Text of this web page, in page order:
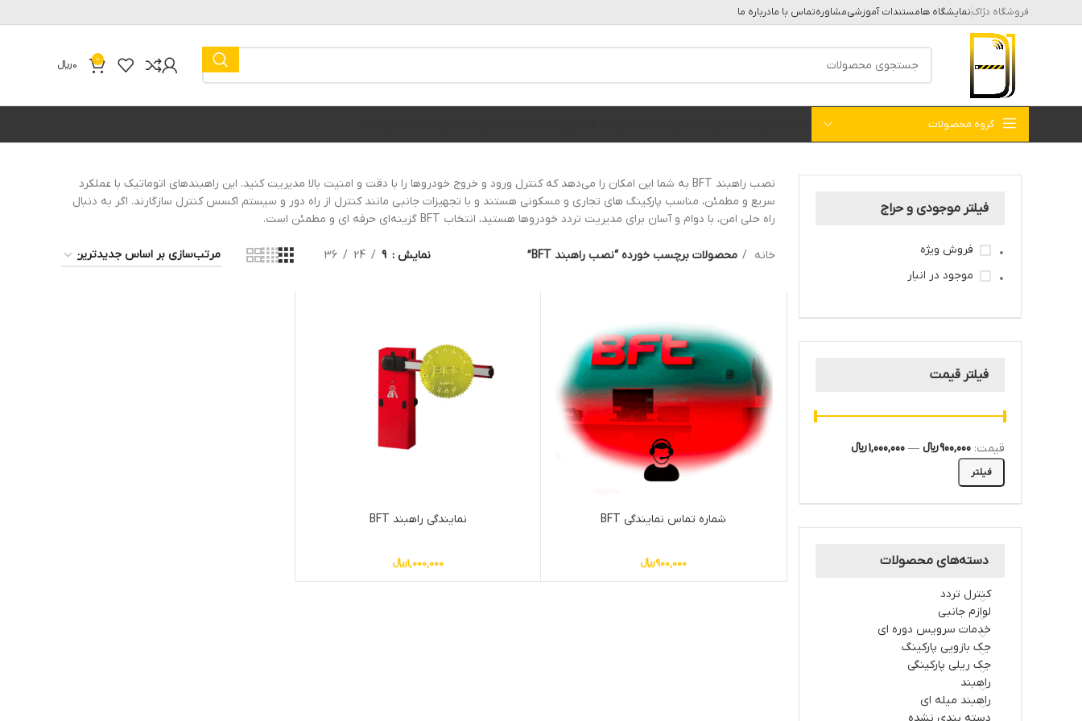
فروشگاه دژاکنمایشگاه هامستندات آموزشیمشاورهتماس با مادرباره ما
0
0﷼
گروه محصولات
فیلتر موجودی و حراج
فروش ویژه
موجود در انبار
فیلتر قیمت
فیلتر
قیمت: 900,000 ﷼ — 1,000,000 ﷼
دسته‌های محصولات
کنترل تردد
لوازم جانبی
خدمات سرویس دوره ای
جک بازویی پارکینگ
جک ریلی پارکینگی
راهبند
راهبند میله ای
نصب راهبند BFT به شما این امکان را می‌دهد که کنترل ورود و خروج خودروها را با دقت و امنیت بالا مدیریت کنید. این راهبندهای اتوماتیک با عملکرد
سریع و مطمئن، مناسب پارکینگ های تجاری و مسکونی هستند و با تجهیزات جانبی مانند کنترل از راه دور و سیستم اکسس کنترل سازگارند. اگر به دنبال
راه حلی امن، با دوام و آسان برای مدیریت تردد خودروها هستید، انتخاب BFT گزینه‌ای حرفه ای و مطمئن است.
خانه محصولات برچسب خورده “نصب راهبند BFT” نمایش 9
24
36
شماره تماس نمایندگی BFT
900,000﷼
نمایندگی راهبند BFT
1,000,000﷼